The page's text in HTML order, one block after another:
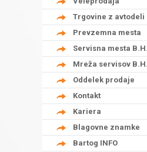
Trgovine z avtodeli
Prevzemna mesta
Servisna mesta
Mreža servisov
Oddelek prodaje
Kontakt
Kariera
Blagovne znamke
Bartog INFO